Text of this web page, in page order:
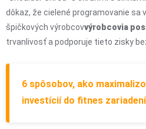
dôkaz, že cielené programovanie sa
špičkových výrobcovvýrobcovia
trvanlivosť a podporuje tieto zisky
6 spôsobov, ako
investícií do fitnes zariadení